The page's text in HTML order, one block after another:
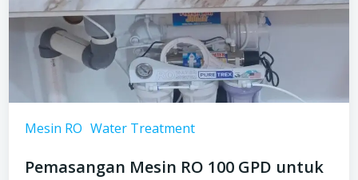
Mesin RO Water Treatment
Pemasangan Mesin RO 100 GPD untuk